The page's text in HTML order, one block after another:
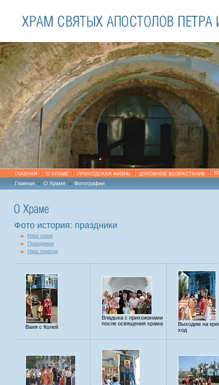
ГЛАВНАЯ О ХРАМЕ ПРИХОДСКАЯ ЖИЗНЬ ДУХОВНОЕ ВОЗРАСТАНИЕ
Главная О Храме Фотографии
Фото история: праздники
Наш храм
Праздники
Наш приход
Ваня с Колей
Владыка с прихожанами
после освящения храма
Выходим на
ход